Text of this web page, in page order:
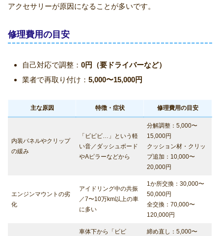
アクセサリーが原因になることが多いです。
修理費用の目安
自己対応で調整： 0円（要ドライバーなど）
業者で再取り付け： 5,000〜15,000円
主な原因 特徴・症状 修理費用の目安
内装パネルやクリップ
の緩み
「ビビビ…」という軽
い音／ダッシュボード
やAピラーなどから
分解調整：5,000〜
15,000円
クッション材・クリッ
プ追加：10,000〜
20,000円
エンジンマウントの劣
化
アイドリング中の共振
／7〜10万km以上の車
に多い
1か所交換：30,000〜
50,000円
全交換：70,000〜
120,000円
車体下から「ビビ
締め直し：5,000〜